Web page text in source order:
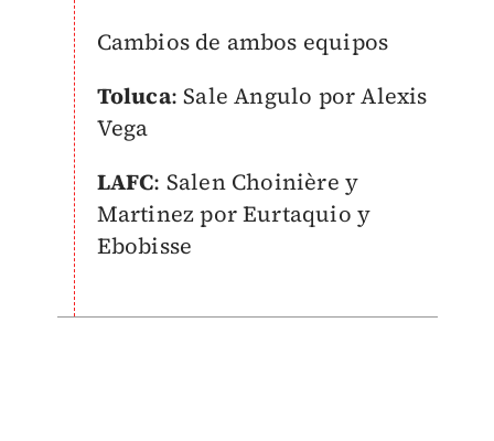
Cambios de ambos equipos
Toluca: Sale Angulo por Alexis
Vega
LAFC: Salen Choinière y
Martinez por Eurtaquio y
Ebobisse